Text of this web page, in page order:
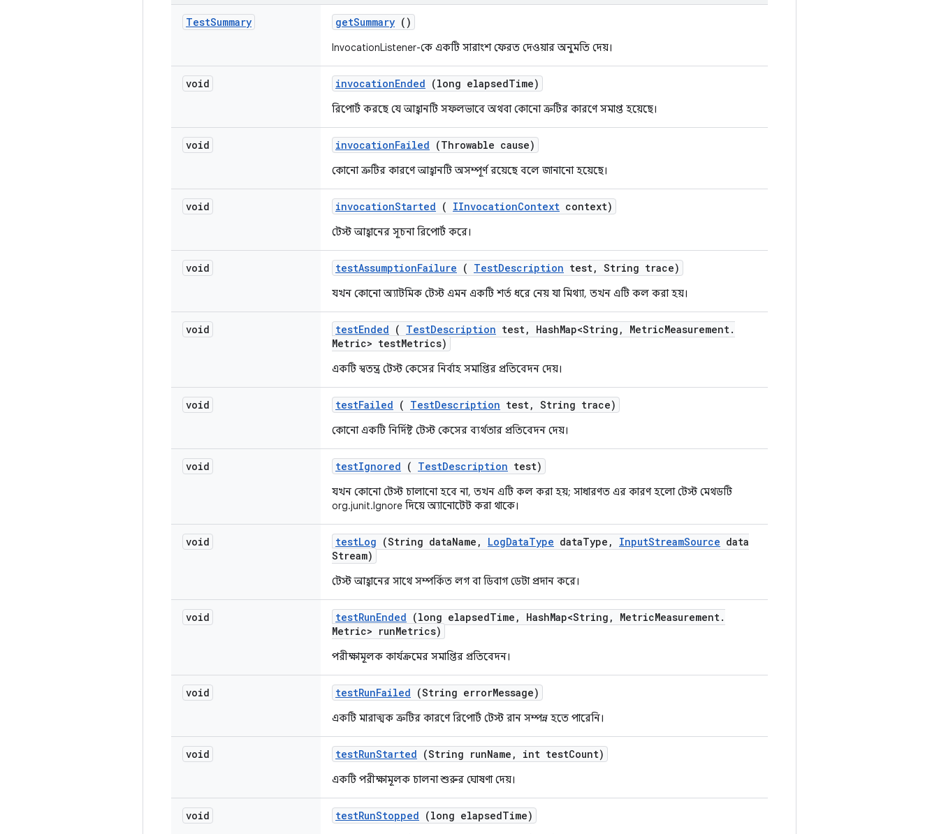
TestSummary getSummary ()
InvocationListener-কে একটি সারাংশ ফেরত দেওয়ার অনুমতি দেয়।
void invocationEnded (long elapsedTime)
রিপোর্ট করছে যে আহ্বানটি সফলভাবে অথবা কোনো ত্রুটির কারণে সমাপ্ত হয়েছে।
void invocationFailed (Throwable cause)
কোনো ত্রুটির কারণে আহ্বানটি অসম্পূর্ণ রয়েছে বলে জানানো হয়েছে।
void invocationStarted ( IInvocationContext context)
টেস্ট আহ্বানের সূচনা রিপোর্ট করে।
void testAssumptionFailure ( TestDescription test, String trace)
যখন কোনো অ্যাটমিক টেস্ট এমন একটি শর্ত ধরে নেয় যা মিথ্যা, তখন এটি কল করা হয়।
void testEnded ( TestDescription test, HashMap<String , MetricMeasurement.
Metric> testMetrics)
একটি স্বতন্ত্র টেস্ট কেসের নির্বাহ সমাপ্তির প্রতিবেদন দেয়।
void testFailed ( TestDescription test, String trace)
কোনো একটি নির্দিষ্ট টেস্ট কেসের ব্যর্থতার প্রতিবেদন দেয়।
void testIgnored ( TestDescription test)
যখন কোনো টেস্ট চালানো হবে না, তখন এটি কল করা হয়; সাধারণত এর কারণ হলো টেস্ট মেথডটি
org.junit.Ignore দিয়ে অ্যানোটেট করা থাকে।
void testLog (String dataName , LogDataType dataType , InputStreamSource data
Stream)
টেস্ট আহ্বানের সাথে সম্পর্কিত লগ বা ডিবাগ ডেটা প্রদান করে।
void testRunEnded (long elapsedTime , HashMap<String , MetricMeasurement.
Metric> runMetrics)
পরীক্ষামূলক কার্যক্রমের সমাপ্তির প্রতিবেদন।
void testRunFailed (String errorMessage)
একটি মারাত্মক ত্রুটির কারণে রিপোর্ট টেস্ট রান সম্পন্ন হতে পারেনি।
void testRunStarted (String runName , int testCount)
একটি পরীক্ষামূলক চালনা শুরুর ঘোষণা দেয়।
void testRunStopped (long elapsedTime)